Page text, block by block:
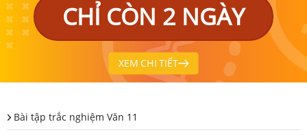
CHỈ CÒN 2 NGÀY
XEM CHI TIẾT
Bài tập trắc nghiệm Văn 11